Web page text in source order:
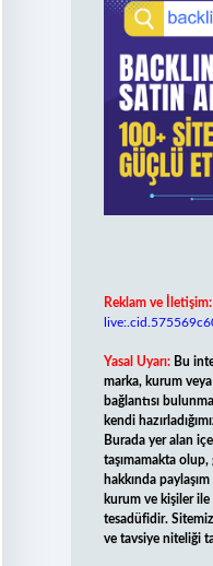
Reklam ve İletişim:
Yasal Uyarı: Bu
marka, kurum
bağlantısı
kendi
Burada yer alan
taşımamakta
hakkında
kurum ve kişiler
tesadüfidir.
ve tavsiye niteliği